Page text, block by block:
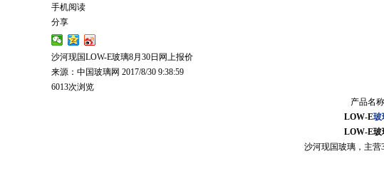
手机阅读
分享
沙河现国LOW-E玻璃8月30日网上报价
来源：中国玻璃网 2017/8/30 9:38:59
6013次浏览
产品名称
LOW-E玻
LOW-E玻
沙河现国玻璃，主营